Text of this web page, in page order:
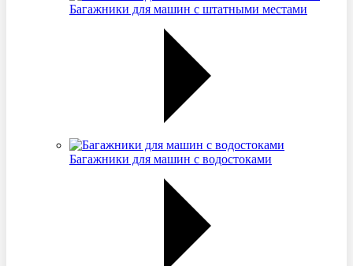
Багажники для машин с штатными местами
Багажники для машин с водостоками